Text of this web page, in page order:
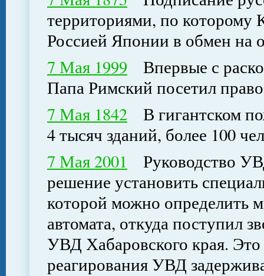
территориями, по которому
Россией Японии в обмен на
7 Мая 1999 Впервые с
Папа Римский посетил
7 Мая 1842 В гигантском
4 тысяч зданий, более 100
7 Мая 2001 Руководство
решение установить
которой можно определить
автомата, откуда поступил
УВД Хабаровского края.
реагирования УВД